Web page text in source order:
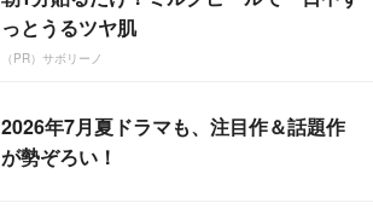
っとうるツヤ肌
（PR）サボリーノ
2026年7月夏ドラマも、注目作＆話題作
が勢ぞろい！